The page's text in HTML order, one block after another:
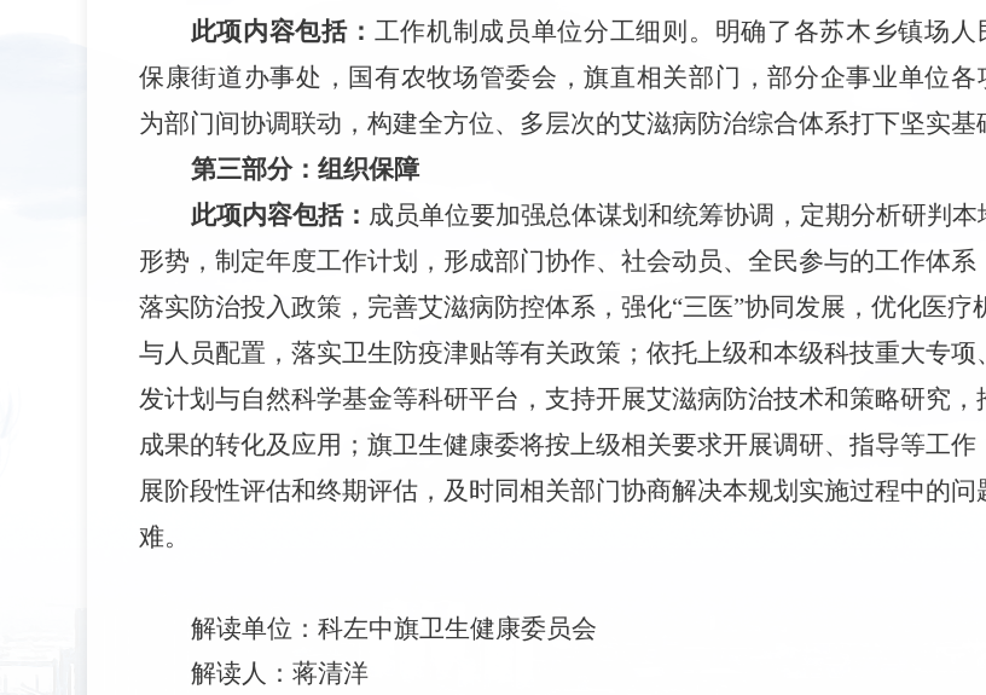
此项内容包括： 工作机制成员单位分工细则。明确了各苏木乡镇场人
保康街道办事处，国有农牧场管委会，旗直相关部门，部分企事业单位各
为部门间协调联动，构建全方位、多层次的艾滋病防治综合体系打下坚实基
第三部分：组织保障
此项内容包括： 成员单位要加强总体谋划和统筹协调，定期分析研判本
形势，制定年度工作计划，形成部门协作、社会动员、全民参与的工作体系
落实防治投入政策，完善艾滋病防控体系，强化“三医”协同发展，优化医疗
与人员配置，落实卫生防疫津贴等有关政策；依托上级和本级科技重大专项
发计划与自然科学基金等科研平台，支持开展艾滋病防治技术和策略研究，
成果的转化及应用；旗卫生健康委将按上级相关要求开展调研、指导等工作
展阶段性评估和终期评估，及时同相关部门协商解决本规划实施过程中的问
难。
解读单位：科左中旗卫生健康委员会
解读人：蒋清洋